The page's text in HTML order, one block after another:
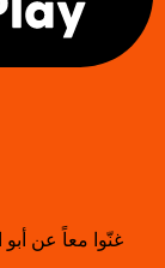
غنّوا معاً عن أبو